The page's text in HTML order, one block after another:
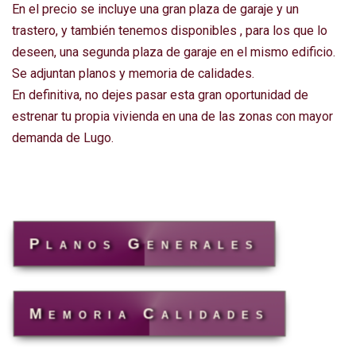
En el precio se incluye una gran plaza de garaje y un
trastero, y también tenemos disponibles , para los que lo
deseen, una segunda plaza de garaje en el mismo edificio.
Se adjuntan planos y memoria de calidades.
En definitiva, no dejes pasar esta gran oportunidad de
estrenar tu propia vivienda en una de las zonas con mayor
demanda de Lugo.
Planos Generales
Memoria Calidades